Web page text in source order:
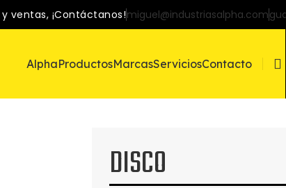
ventas, ¡Contáctanos!miguel@industriasalpha.com
AlphaProductosMarcasServiciosContacto
DISCO